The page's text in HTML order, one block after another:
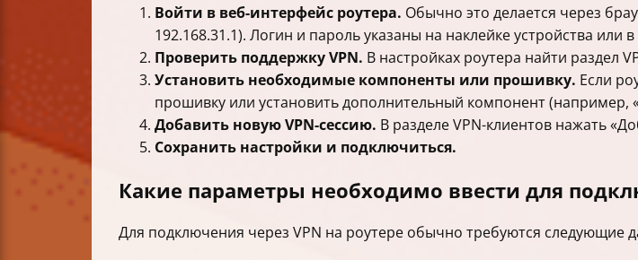
Войти в веб-интерфейс роутера. Обычно это делается через
192.168.31.1). Логин и пароль указаны на наклейке устройства или
Проверить поддержку VPN. В настройках роутера найти раздел
Установить необходимые компоненты или прошивку. Если
прошивку или установить дополнительный компонент (например,
Добавить новую VPN-сессию. В разделе VPN-клиентов нажать
Сохранить настройки и подключиться.
Какие параметры необходимо ввести для
Для подключения через VPN на роутере обычно требуются следующие